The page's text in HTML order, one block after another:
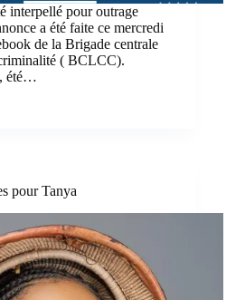
interpellé pour outrage
a été faite ce mercredi
de la Brigade centrale
( BCLCC).
été…
pour Tanya